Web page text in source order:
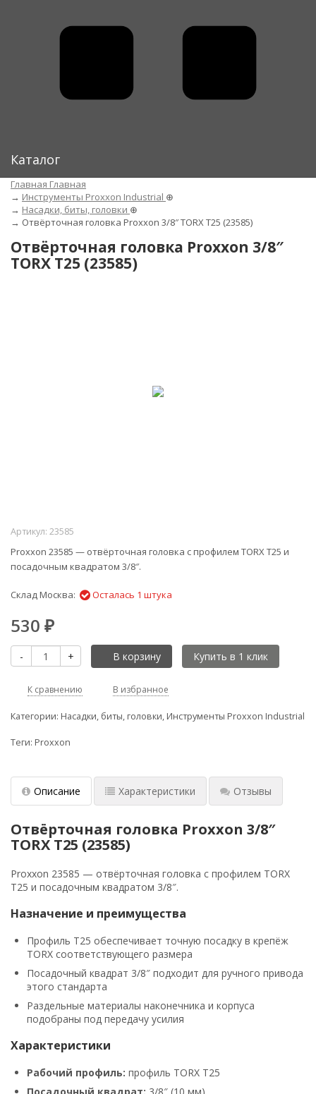
Каталог
Главная Главная
→ Инструменты Proxxon Industrial ⊕
→ Насадки, биты, головки ⊕
→ Отвёрточная головка Proxxon 3/8″ TORX T25 (23585)
Отвёрточная головка Proxxon 3/8″
TORX T25 (23585)
Артикул: 23585
Proxxon 23585 — отвёрточная головка с профилем TORX T25 и
посадочным квадратом 3/8″.
Склад Москва: Осталась 1 штука
530 ₽
- + В корзину
К сравнению В избранное
Категории: Насадки, биты, головки, Инструменты Proxxon Industrial
Теги: Proxxon
Описание Характеристики Отзывы
Отвёрточная головка Proxxon 3/8″
TORX T25 (23585)
Proxxon 23585 — отвёрточная головка с профилем TORX
T25 и посадочным квадратом 3/8″.
Назначение и преимущества
Профиль T25 обеспечивает точную посадку в крепёж
TORX соответствующего размера
Посадочный квадрат 3/8″ подходит для ручного привода
этого стандарта
Раздельные материалы наконечника и корпуса
подобраны под передачу усилия
Характеристики
Рабочий профиль: профиль TORX T25
Посадочный квадрат: 3/8″ (10 мм)